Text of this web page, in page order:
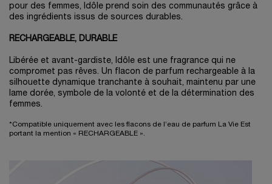
pour des femmes, Idôle prend soin des communautés grâce à
des ingrédients issus de sources durables.
RECHARGEABLE, DURABLE
Libérée et avant-gardiste, Idôle est une fragrance qui ne
compromet pas rêves. Un flacon de parfum rechargeable à la
silhouette dynamique tranchante à souhait, maintenu par une
lame dorée, symbole de la volonté et de la détermination des
femmes.
*Compatible uniquement avec les flacons de l’eau de parfum La Vie Est
portant la mention « RECHARGEABLE ».